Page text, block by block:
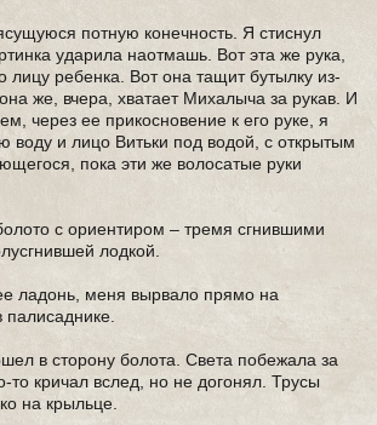
потную конечность. Я стиснул
ударила наотмашь. Вот эта же рука,
лицу ребенка. Вот она тащит бутылку из-
же, вчера, хватает Михалыча за рукав. И
через ее прикосновение к его руке, я
воду и лицо Витьки под водой, с открытым
пока эти же волосатые руки
с ориентиром – тремя сгнившими
лодкой.
ладонь, меня вырвало прямо на
в сторону болота. Света побежала за
кричал вслед, но не догонял. Трусы
на крыльце.